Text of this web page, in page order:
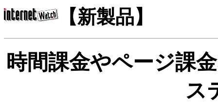
【新製品】
時間課金やページ課
ス